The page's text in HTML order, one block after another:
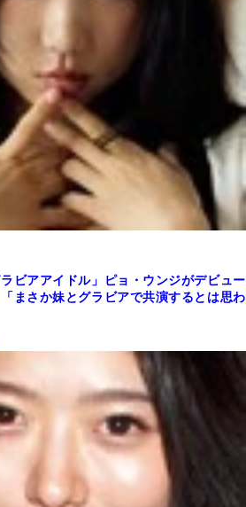
ラビアアイドル」ピョ・ウンジがデビュー
まさか妹とグラビアで共演するとは思わ